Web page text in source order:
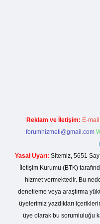
Reklam ve İletişim: E-
forumhizmeti@gmail.com
Yasal Uyarı: Sitemiz, 5651
İletişim Kurumu (BTK)
hizmet vermektedir. Bu
denetleme veya araştırma
üyelerimiz yazdıkları
üye olarak bu sorumluluğu